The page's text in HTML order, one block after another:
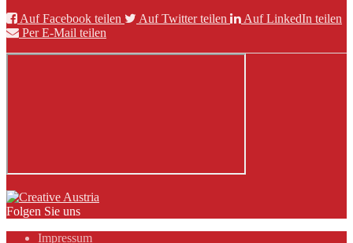
Auf Facebook teilen
Auf Twitter teilen
Auf LinkedIn teilen
Per E-Mail teilen
Folgen Sie uns
Impressum